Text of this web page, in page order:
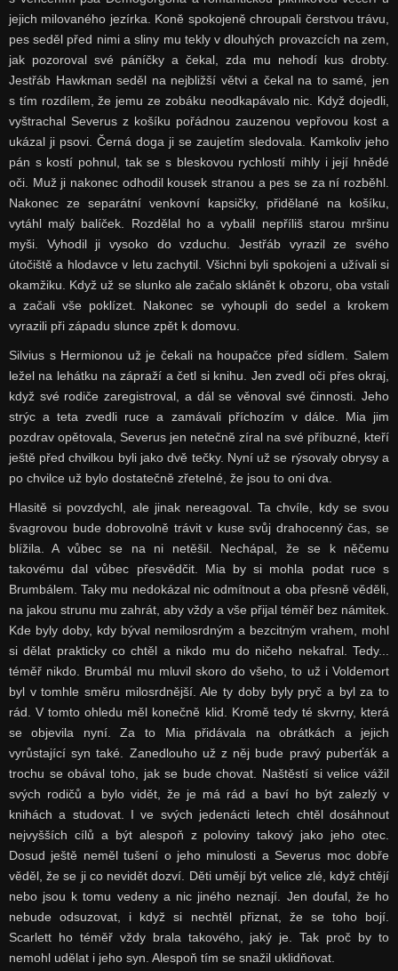
jejich milovaného jezírka. Koně spokojeně chroupali čerstvou trávu,
pes seděl před nimi a sliny mu tekly v dlouhých provazcích na zem,
jak pozoroval své páníčky a čekal, zda mu nehodí kus drobty.
Jestřáb Hawkman seděl na nejbližší větvi a čekal na to samé, jen
s tím rozdílem, že jemu ze zobáku neodkapávalo nic. Když dojedli,
vyštrachal Severus z košíku pořádnou zauzenou vepřovou kost a
ukázal ji psovi. Černá doga ji se zaujetím sledovala. Kamkoliv jeho
pán s kostí pohnul, tak se s bleskovou rychlostí mihly i její hnědé
oči. Muž ji nakonec odhodil kousek stranou a pes se za ní rozběhl.
Nakonec ze separátní venkovní kapsičky, přidělané na košíku,
vytáhl malý balíček. Rozdělal ho a vybalil nepříliš starou mršinu
myši. Vyhodil ji vysoko do vzduchu. Jestřáb vyrazil ze svého
útočiště a hlodavce v letu zachytil. Všichni byli spokojeni a užívali si
okamžiku. Když už se slunko ale začalo sklánět k obzoru, oba vstali
a začali vše poklízet. Nakonec se vyhoupli do sedel a krokem
vyrazili při západu slunce zpět k domovu.
Silvius s Hermionou už je čekali na houpačce před sídlem. Salem
ležel na lehátku na zápraží a četl si knihu. Jen zvedl oči přes okraj,
když své rodiče zaregistroval, a dál se věnoval své činnosti. Jeho
strýc a teta zvedli ruce a zamávali příchozím v dálce. Mia jim
pozdrav opětovala, Severus jen netečně zíral na své příbuzné, kteří
ještě před chvilkou byli jako dvě tečky. Nyní už se rýsovaly obrysy a
po chvilce už bylo dostatečně zřetelné, že jsou to oni dva.
Hlasitě si povzdychl, ale jinak nereagoval. Ta chvíle, kdy se svou
švagrovou bude dobrovolně trávit v kuse svůj drahocenný čas, se
blížila. A vůbec se na ni netěšil. Nechápal, že se k něčemu
takovému dal vůbec přesvědčit. Mia by si mohla podat ruce s
Brumbálem. Taky mu nedokázal nic odmítnout a oba přesně věděli,
na jakou strunu mu zahrát, aby vždy a vše přijal téměř bez námitek.
Kde byly doby, kdy býval nemilosrdným a bezcitným vrahem, mohl
si dělat prakticky co chtěl a nikdo mu do ničeho nekafral. Tedy...
téměř nikdo. Brumbál mu mluvil skoro do všeho, to už i Voldemort
byl v tomhle směru milosrdnější. Ale ty doby byly pryč a byl za to
rád. V tomto ohledu měl konečně klid. Kromě tedy té skvrny, která
se objevila nyní. Za to Mia přidávala na obrátkách a jejich
vyrůstající syn také. Zanedlouho už z něj bude pravý puberťák a
trochu se obával toho, jak se bude chovat. Naštěstí si velice vážil
svých rodičů a bylo vidět, že je má rád a baví ho být zalezlý v
knihách a studovat. I ve svých jedenácti letech chtěl dosáhnout
nejvyšších cílů a být alespoň z poloviny takový jako jeho otec.
Dosud ještě neměl tušení o jeho minulosti a Severus moc dobře
věděl, že se ji co nevidět dozví. Děti umějí být velice zlé, když chtějí
nebo jsou k tomu vedeny a nic jiného neznají. Jen doufal, že ho
nebude odsuzovat, i když si nechtěl přiznat, že se toho bojí.
Scarlett ho téměř vždy brala takového, jaký je. Tak proč by to
nemohl udělat i jeho syn. Alespoň tím se snažil uklidňovat.